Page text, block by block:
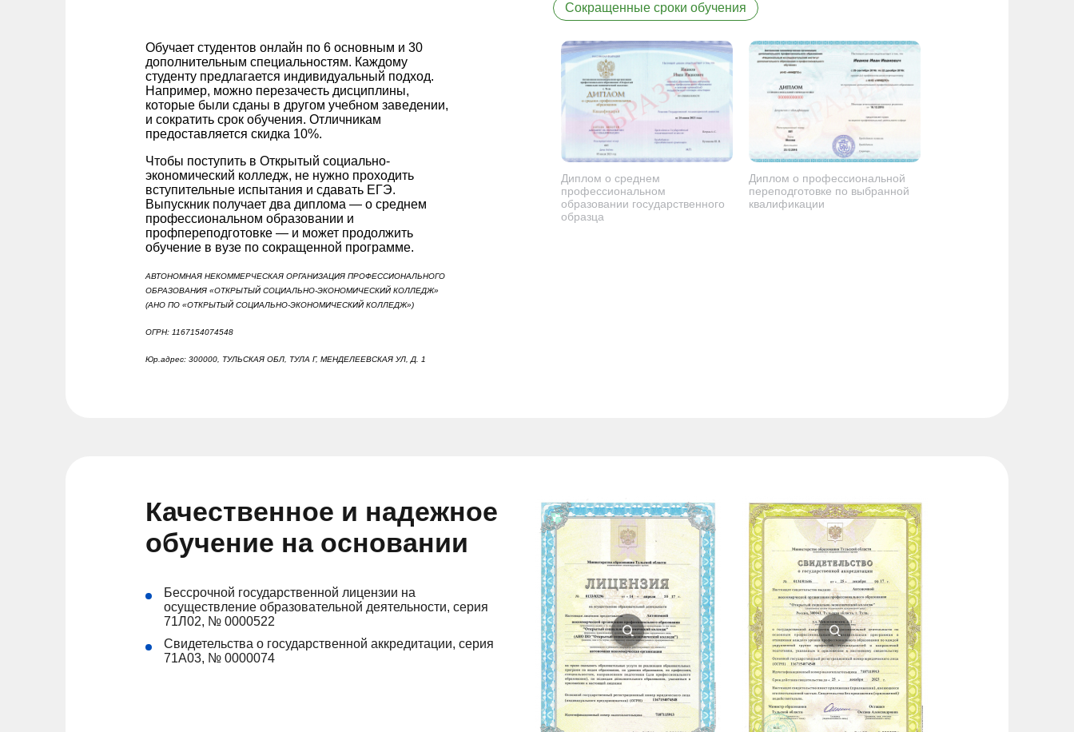
Сокращенные сроки обучения
Обучает студентов онлайн по 6 основным и 30
дополнительным специальностям. Каждому
студенту предлагается индивидуальный подход.
Например, можно перезачесть дисциплины,
которые были сданы в другом учебном заведении,
и сократить срок обучения. Отличникам
предоставляется скидка 10%.
Чтобы поступить в Открытый социально-
экономический колледж, не нужно проходить
вступительные испытания и сдавать ЕГЭ.
Выпускник получает два диплома — о среднем
профессиональном образовании и
профпереподготовке — и может продолжить
обучение в вузе по сокращенной программе.
АВТОНОМНАЯ НЕКОММЕРЧЕСКАЯ ОРГАНИЗАЦИЯ ПРОФЕССИОНАЛЬНОГО
ОБРАЗОВАНИЯ «ОТКРЫТЫЙ СОЦИАЛЬНО-ЭКОНОМИЧЕСКИЙ КОЛЛЕДЖ»
(АНО ПО «ОТКРЫТЫЙ СОЦИАЛЬНО-ЭКОНОМИЧЕСКИЙ КОЛЛЕДЖ»)
ОГРН: 1167154074548
Юр.адрес: 300000, ТУЛЬСКАЯ ОБЛ, ТУЛА Г, МЕНДЕЛЕЕВСКАЯ УЛ, Д. 1
Диплом о среднем
профессиональном
образовании государственного
образца
Диплом о профессиональной
переподготовке по выбранной
квалификации
Качественное и надежное
обучение на основании
Бессрочной государственной лицензии на
осуществление образовательной деятельности, серия
71Л02, № 0000522
Свидетельства о государственной аккредитации, серия
71А03, № 0000074